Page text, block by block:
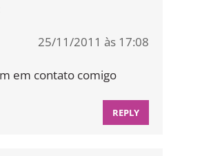
25/11/2011 às 17:08
em contato comigo
REPLY